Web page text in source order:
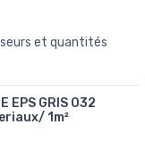
et quantités
EPS GRIS 032
1m²